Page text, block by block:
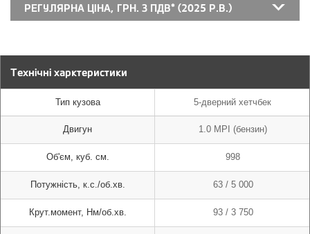
РЕГУЛЯРНА ЦІНА, ГРН. З ПДВ* (2025 Р.В.)
Технічні харктеристики
Тип кузова
Тип кузова
Двигун
Об'єм, куб. см.
Потужність, к.с./об.хв.
Крут.момент, Нм/об.хв.
5-дверний хетчбек
5-дверний хетчбек
1.0 MPI (бензин)
998
63 / 5 000
93 / 3 750